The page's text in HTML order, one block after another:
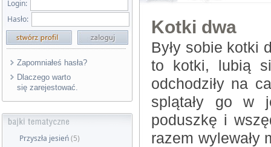
Login:
Hasło:
Zapomniałeś hasła?
Dlaczego warto
się zarejestować.
Przyszła jesień(5)
Kotki dwa
Były sobie kotki
to kotki, lubią
odchodziły na
splątały go w
poduszkę i
razem wylewały